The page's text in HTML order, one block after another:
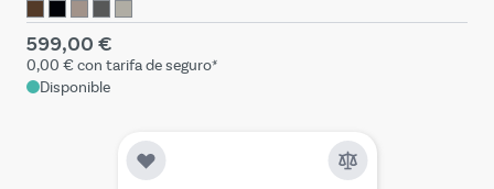
599,00 €
0,00 €con tarifa de seguro*
Disponible